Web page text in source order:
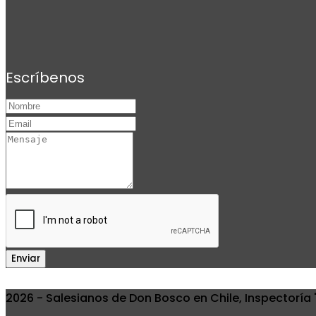
Escríbenos
Enviar
2026 - Salesianos de Don Bosco en Chile,